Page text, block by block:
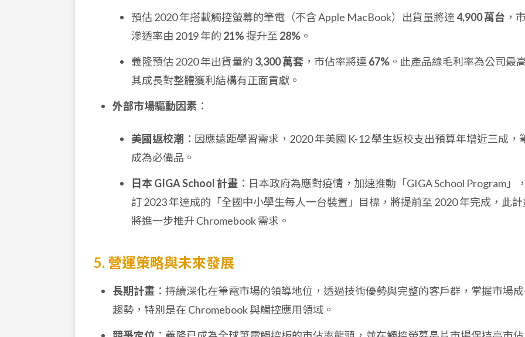
預估 2020 年搭載觸控螢幕的筆電（不含 Apple MacBook）出貨量將達4,900 萬台 ，
滲透率由 2019 年的 21%提升至 28% 。
義隆預估 2020 年出貨量約 3,300 萬套 ，市佔率將達 67% 。此產品線毛利率為公司最
其成長對整體獲利結構有正面貢獻。
外部市場驅動因素 ：
美國返校潮 ：因應遠距學習需求，2020 年美國 K-12 學生返校支出預算年增近三成，
成為必備品。
日本 GIGA School 計畫 ：日本政府為應對疫情，加速推動「GIGA School Program」
訂 2023 年達成的「全國中小學生每人一台裝置」目標，將提前至 2020 年完成，此
將進一步推升 Chromebook 需求。
5. 營運策略與未來發展
長期計畫 ：持續深化在筆電市場的領導地位，透過技術優勢與完整的客戶群，掌握市場
趨勢，特別是在 Chromebook 與觸控應用領域。